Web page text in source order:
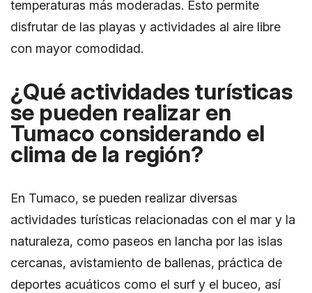
temperaturas más moderadas. Esto permite
disfrutar de las playas y actividades al aire libre
con mayor comodidad.
¿Qué actividades turísticas
se pueden realizar en
Tumaco considerando el
clima de la región?
En Tumaco, se pueden realizar diversas
actividades turísticas relacionadas con el mar y la
naturaleza, como paseos en lancha por las islas
cercanas, avistamiento de ballenas, práctica de
deportes acuáticos como el surf y el buceo, así